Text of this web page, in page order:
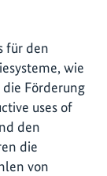
für den
wie
Förderung
uses of
den
die
von